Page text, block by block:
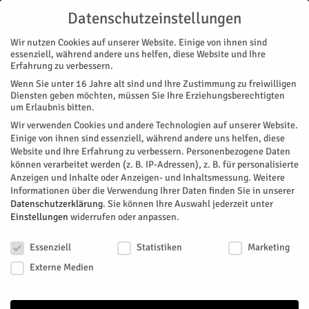
Start Polizei Waffen gefunden, Verdächtige verhaftet
POLIZEI NACHRICHTEN
Waffen gefunden, Verdächtige
verhaftet
Wie die Polizei erst jetzt mitteilte, dursuchte die Kripo in der
vergangenen Woche gleich acht sogenannte "Tatobjekte" in
der Dürener Innenstadt. Anlass war der Verdacht des illegalen
festgenommen.
Pressestelle Polizei- Juni 22, 2026
Facebook Twitter
Datenschutzeinstellungen
Wir nutzen Cookies auf unserer Website. Einige von ihnen sind
essenziell, während andere uns helfen, diese Website und Ihre
Erfahrung zu verbessern.
Wenn Sie unter 16 Jahre alt sind und Ihre Zustimmung zu freiwilligen
Diensten geben möchten, müssen Sie Ihre Erziehungsberechtigten
um Erlaubnis bitten.
Wir verwenden Cookies und andere Technologien auf unserer Website.
Einige von ihnen sind essenziell, während andere uns helfen, diese
Website und Ihre Erfahrung zu verbessern. Personenbezogene Daten
können verarbeitet werden (z. B. IP-Adressen), z. B. für personalisierte
Anzeigen und Inhalte oder Anzeigen- und Inhaltsmessung. Weitere
Informationen über die Verwendung Ihrer Daten finden Sie in unserer
Datenschutzerklärung. Sie können Ihre Auswahl jederzeit unter
Einstellungen widerrufen oder anpassen.
Essenziell
Statistiken
Marketing
Externe Medien